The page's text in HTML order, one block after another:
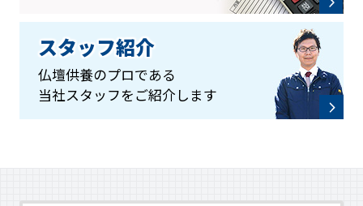
スタッフ紹介
仏壇供養のプロである
当社スタッフをご紹介します